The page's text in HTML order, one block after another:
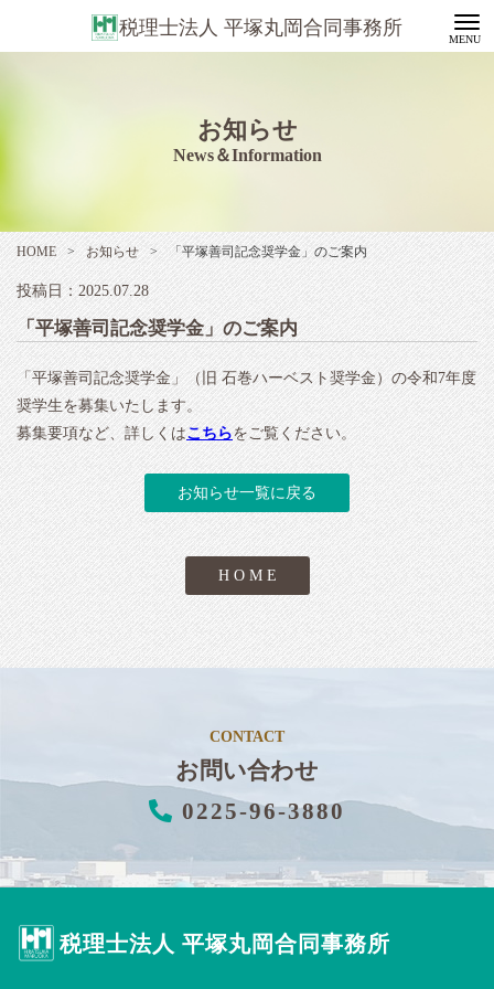
税理士法人 平塚丸岡合同事務所
お知らせ
News＆Information
HOME > お知らせ > 「平塚善司記念奨学金」のご案内
投稿日：2025.07.28
「平塚善司記念奨学金」のご案内
「平塚善司記念奨学金」（旧 石巻ハーベスト奨学金）の令和7年度
奨学生を募集いたします。
募集要項など、詳しくはこちらをご覧ください。
お知らせ一覧に戻る
H O M E
CONTACT
お問い合わせ
0225-96-3880
税理士法人 平塚丸岡合同事務所